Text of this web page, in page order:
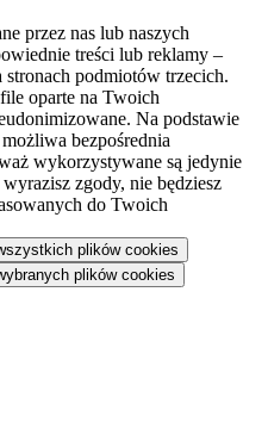
przez nas lub naszych
treści lub reklamy –
podmiotów trzecich.
oparte na Twoich
Na podstawie
bezpośrednia
wykorzystywane są jedynie
zgody, nie będziesz
do Twoich
plików cookies
plików cookies